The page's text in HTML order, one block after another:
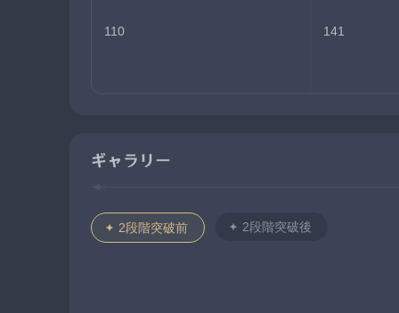
110 141
ギャラリー
2段階突破前 2段階突破後